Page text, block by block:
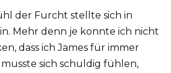
der Furcht stellte sich in
Mehr denn je konnte ich nicht
dass ich James für immer
sich schuldig fühlen,